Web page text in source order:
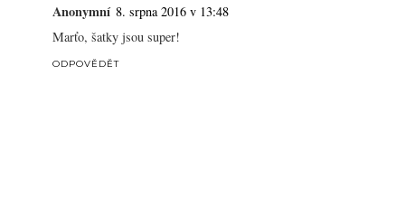
Anonymní 8. srpna 2016 v 13:48
Marťo, šatky jsou super!
ODPOVĚDĚT